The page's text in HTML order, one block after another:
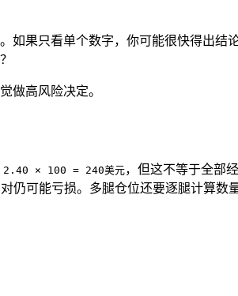
如果只看单个数字，你可能很快得出
做高风险决定。
2.40 × 100 = 240美元，但这不等于全部
仍可能亏损。多腿仓位还要逐腿计算数